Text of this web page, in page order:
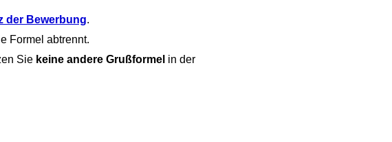
der Bewerbung.
Formel abtrennt.
Sie keine andere Grußformel in der